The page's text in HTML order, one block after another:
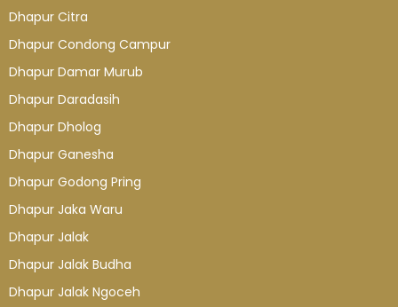
Dhapur Citra
Dhapur Condong Campur
Dhapur Damar Murub
Dhapur Daradasih
Dhapur Dholog
Dhapur Ganesha
Dhapur Godong Pring
Dhapur Jaka Waru
Dhapur Jalak
Dhapur Jalak Budha
Dhapur Jalak Ngoceh